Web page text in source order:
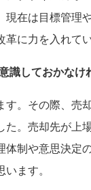
在は目標管理
に力を入れてい
しておかなけ
。その際、売
。売却先が上
制や意思決定
ます。